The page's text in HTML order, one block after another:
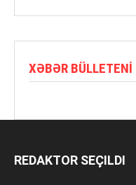
XƏBƏR BÜLLETENI
REDAKTOR SEÇILDI